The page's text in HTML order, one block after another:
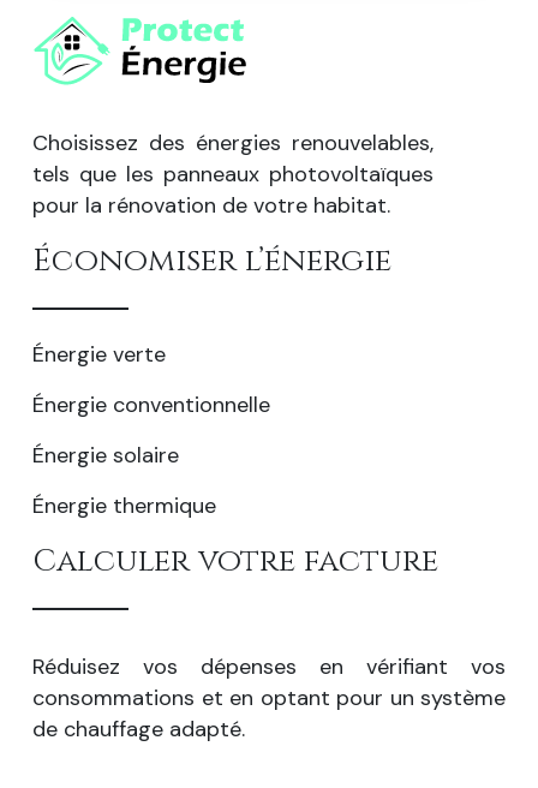
Choisissez des énergies renouvelables,
tels que les panneaux photovoltaïques
pour la rénovation de votre habitat.
Économiser l’énergie
Énergie verte
Énergie conventionnelle
Énergie solaire
Énergie thermique
Calculer votre facture
Réduisez vos dépenses en vérifiant vos
consommations et en optant pour un système
de chauffage adapté.